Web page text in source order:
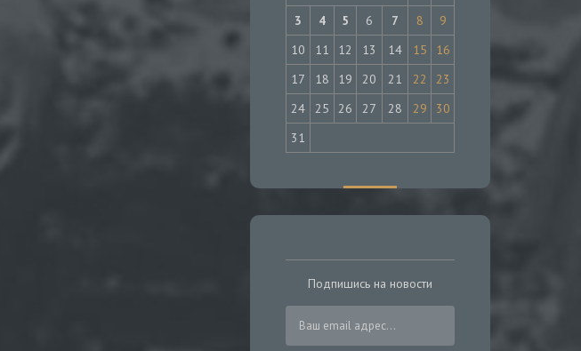
3
4 5 6 7 8
9
10
11 12 13 14 15
16
17
18 19 20 21 22
23
24
25 26 27 28 29
30
31
Подпишись на новости